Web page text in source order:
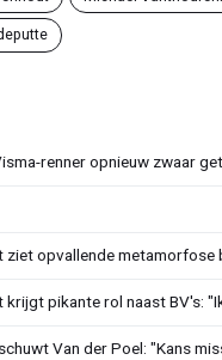
renner opnieuw zwaar
ziet opvallende metamorfose
krijgt pikante rol naast BV's:
Van der Poel: "Kans